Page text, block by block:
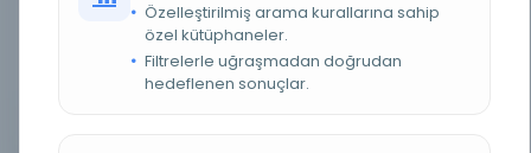
İçindekiler: 1. Fezail-i Muhammediye hakkında
kırk hadis / Nebhani (1b-13a yk.), 2. Emsal-i
Muhammediye (14a-19a yk.), 3. Binbir hadis /
Mehmed Arif (20a-124a yk.). Arada birçok boş
yaprak vardır.
Özelleştirilmiş arama kurallarına sahip
özel kütüphaneler.
Filtrelerle uğraşmadan doğrudan
hedeflenen sonuçlar.